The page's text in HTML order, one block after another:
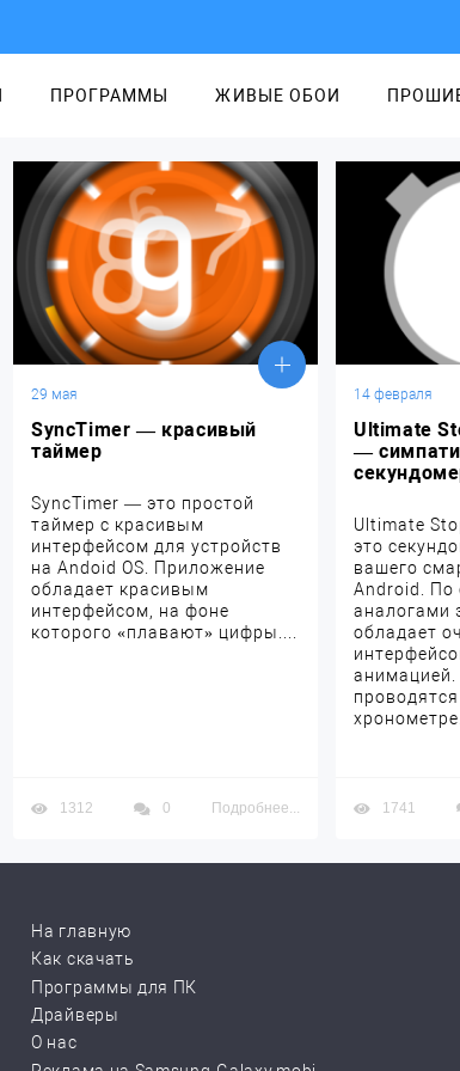
ПРОГРАММЫ ЖИВЫЕ ОБОИ
29 мая
SyncTimer — красивый
таймер
SyncTimer — это простой
таймер с красивым
интерфейсом для устройств
на Andoid OS. Приложение
обладает красивым
интерфейсом, на фоне
которого «плавают» цифры....
1312 0 Подробнее...
14 февраля
Ultimate
—
Ultimate
это
вашего
Android. По
аналогами
обладает
анимацией.
1741
На главную
Как скачать
Программы для ПК
Драйверы
О нас